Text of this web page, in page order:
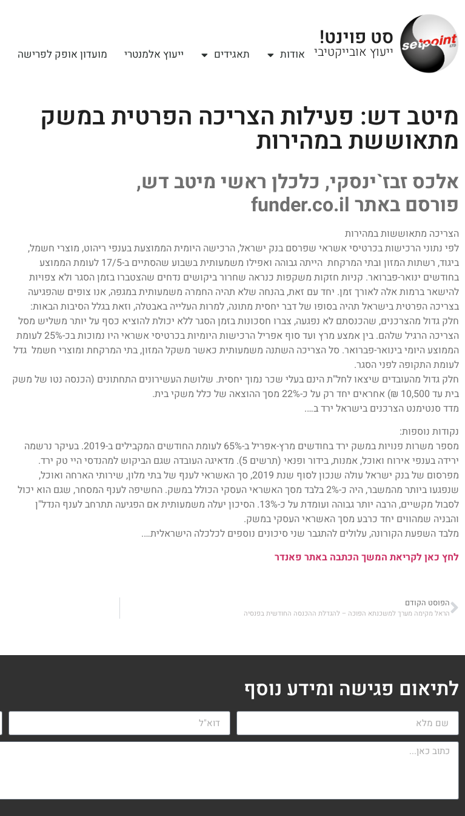
סט פוינט!
ייעוץ אובייקטיבי אודות תאגידים ייעוץ אלמנטרי מועדון אופק לפרישה
מיטב דש: פעילות הצריכה הפרטית במשק
מתאוששת במהירות
אלכס זבז`ינסקי, כלכלן ראשי מיטב דש,
פורסם באתר funder.co.il
הצריכה מתאוששות במהירות
לפי נתוני הרכישות בכרטיסי אשראי שפרסם בנק ישראל, הרכישה היומית הממוצעת בענפי ריהוט, מוצרי חשמל,
ביגוד, רשתות המזון ובתי המרקחת הייתה גבוהה ואפילו משמעותית בשבוע שהסתיים ב-17/5 לעומת הממוצע
בחודשים ינואר-פברואר. קניות חזקות משקפות כנראה שחרור ביקושים נדחים שהצטברו בזמן הסגר ולא צפויות
להישאר ברמות אלה לאורך זמן. יחד עם זאת, בהנחה שלא תהיה החמרה משמעותית במגפה, אנו צופים שהפגיעה
בצריכה הפרטית בישראל תהיה בסופו של דבר יחסית מתונה, למרות העלייה באבטלה, וזאת בגלל הסיבות הבאות:
חלק גדול מהצרכנים, שהכנסתם לא נפגעה, צברו חסכונות בזמן הסגר ללא יכולת להוציא כסף על יותר משליש מסל
הצריכה הרגיל שלהם. בין אמצע מרץ ועד סוף אפריל הרכישות היומיות בכרטיסי אשראי היו נמוכות בכ-25% לעומת
הממוצע היומי בינואר-פברואר. סל הצריכה השתנה משמעותית כאשר משקל המזון, בתי המרקחת ומוצרי חשמל גדל
לעומת התקופה לפני הסגר.
חלק גדול מהעובדים שיצאו לחל"ת הינם בעלי שכר נמוך יחסית. שלושת העשירונים התחתונים (הכנסה נטו של משק
בית עד 10,500 ₪) אחראים יחד רק על כ-22% מסך ההוצאה של כלל משקי בית.
מדד סנטימנט הצרכנים בישראל ירד ב….
נקודות נוספות:
מספר משרות פנויות במשק ירד בחודשים מרץ-אפריל ב-65% לעומת החודשים המקבילים ב-2019. בעיקר נרשמה
ירידה בענפי אירוח ואוכל, אמנות, בידור ופנאי (תרשים 5). מדאיגה העובדה שגם הביקוש למהנדסי היי טק ירד.
מפרסום של בנק ישראל עולה שנכון לסוף שנת 2019, סך האשראי לענף של בתי מלון, שירותי הארחה ואוכל,
שנפגעו ביותר מהמשבר, היה כ-2% בלבד מסך האשראי העסקי הכולל במשק. החשיפה לענף המסחר, שגם הוא יכול
לסבול מקשיים, הרבה יותר גבוהה ועומדת על כ-13%. הסיכון יעלה משמעותית אם הפגיעה תתרחב לענף הנדל"ן
והבניה שמהווים יחד כרבע מסך האשראי העסקי במשק.
מלבד השפעת הקורונה, עלולים להתגבר שני סיכונים נוספים לכלכלה הישראלית….
לחץ כאן לקריאת המשך הכתבה באתר פאנדר
הפוסט הקודם
הראל מקימה מערך למשכנתא הפוכה – להגדלת ההכנסה החודשית בפנסיה
לתיאום פגישה ומידע נוסף